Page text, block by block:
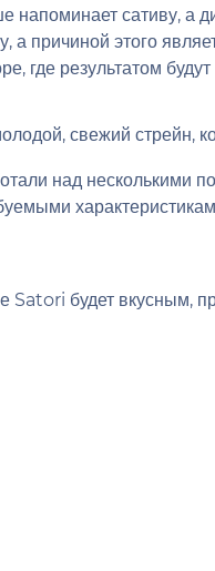
напоминает сативу,
а причиной этого
где результатом
свежий стрейн,
над несколькими
Satori будет вкусным,